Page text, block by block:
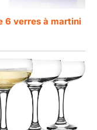
6 verres à martini